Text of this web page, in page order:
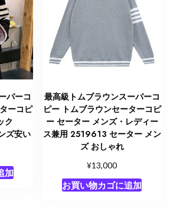
パーコ
ーコピ
ク
ズ安い
加
最高級トムブラウンスーパーコ
ピー トムブラウンセーターコピ
ー セーター メンズ・レディー
ス兼用 2519613 セーター メン
ズ おしゃれ
¥13,000
お買い物カゴに追加